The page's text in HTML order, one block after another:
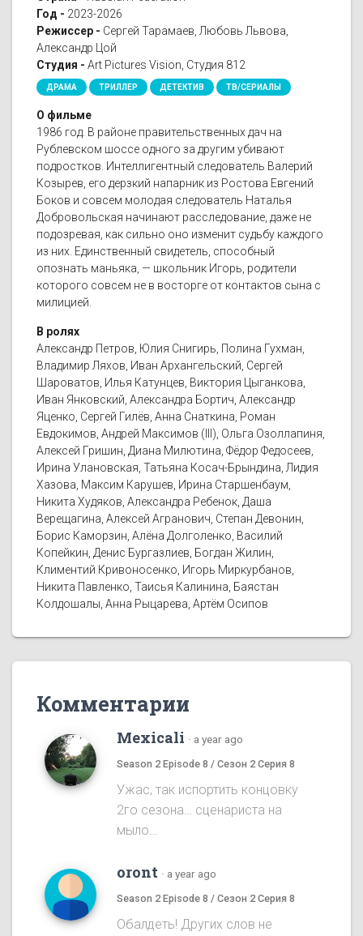
Год - 2023-2026
Режиссер - Сергей Тарамаев, Любовь Львова,
Александр Цой
Студия - Art Pictures Vision, Студия 812
ДРАМА ТРИЛЛЕР ДЕТЕКТИВ ТВ/СЕРИАЛЫ
О фильме
1986 год. В районе правительственных дач на
Рублевском шоссе одного за другим убивают
подростков. Интеллигентный следователь Валерий
Козырев, его дерзкий напарник из Ростова Евгений
Боков и совсем молодая следователь Наталья
Добровольская начинают расследование, даже не
подозревая, как сильно оно изменит судьбу каждого
из них. Единственный свидетель, способный
опознать маньяка, — школьник Игорь, родители
которого совсем не в восторге от контактов сына с
милицией.
В ролях
Александр Петров, Юлия Снигирь, Полина Гухман,
Владимир Ляхов, Иван Архангельский, Сергей
Шароватов, Илья Катунцев, Виктория Цыганкова,
Иван Янковский, Александра Бортич, Александр
Яценко, Сергей Гилёв, Анна Снаткина, Роман
Евдокимов, Андрей Максимов (III), Ольга Озоллапиня,
Алексей Гришин, Диана Милютина, Фёдор Федосеев,
Ирина Улановская, Татьяна Косач-Брындина, Лидия
Хазова, Максим Карушев, Ирина Старшенбаум,
Никита Худяков, Александра Ребенок, Даша
Верещагина, Алексей Агранович, Степан Девонин,
Борис Каморзин, Алёна Долголенко, Василий
Копейкин, Денис Бургазлиев, Богдан Жилин,
Климентий Кривоносенко, Игорь Миркурбанов,
Никита Павленко, Таисья Калинина, Баястан
Колдошалы, Анна Рыцарева, Артём Осипов
Комментарии
Mexicali · a year ago
Season 2 Episode 8 / Сезон 2 Серия 8
Ужас, так испортить концовку
2го сезона… сценариста на
мыло…
oront · a year ago
Season 2 Episode 8 / Сезон 2 Серия 8
Обалдеть! Других слов не